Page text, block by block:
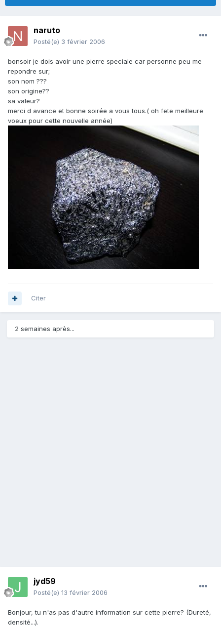
naruto
Posté(e) 3 février 2006
bonsoir je dois avoir une pierre speciale car personne peu me
repondre sur;
son nom ???
son origine??
sa valeur?
merci d avance et bonne soirée a vous tous.( oh fete meilleure
voeux pour cette nouvelle année)
Citer
2 semaines après...
jyd59
Posté(e) 13 février 2006
Bonjour, tu n'as pas d'autre information sur cette pierre? (Dureté,
densité...).